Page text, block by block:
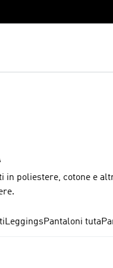
in poliestere, cotone e
LeggingsPantaloni tuta